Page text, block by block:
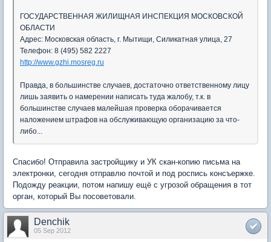
ГОСУДАРСТВЕННАЯ ЖИЛИЩНАЯ ИНСПЕКЦИЯ МОСКОВСКОЙ
ОБЛАСТИ
Адрес: Московская область, г. Мытищи, Силикатная улица, 27
Телефон: 8 (495) 582 2227
http://www.gzhi.mosreg.ru
Правда, в большинстве случаев, достаточно ответственному лицу
лишь заявить о намерении написать туда жалобу, т.к. в
большинстве случаев малейшая проверка оборачивается
наложением штрафов на обслуживающую организацию за что-
либо...
Спасибо! Отправила застройщику и УК скан-копию письма на
электронки, сегодня отправлю почтой и под роспись консъержке.
Подожду реакции, потом напишу ещё с угрозой обращения в тот
орган, который Вы посоветовали.
Denchik
05 Sep 2012